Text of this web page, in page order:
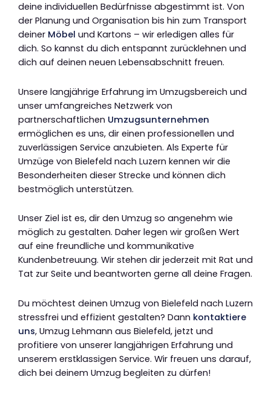
deine individuellen Bedürfnisse abgestimmt ist. Von
der Planung und Organisation bis hin zum Transport
deiner Möbel und Kartons – wir erledigen alles für
dich. So kannst du dich entspannt zurücklehnen und
dich auf deinen neuen Lebensabschnitt freuen.
Unsere langjährige Erfahrung im Umzugsbereich und
unser umfangreiches Netzwerk von
partnerschaftlichen Umzugsunternehmen
ermöglichen es uns, dir einen professionellen und
zuverlässigen Service anzubieten. Als Experte für
Umzüge von Bielefeld nach Luzern kennen wir die
Besonderheiten dieser Strecke und können dich
bestmöglich unterstützen.
Unser Ziel ist es, dir den Umzug so angenehm wie
möglich zu gestalten. Daher legen wir großen Wert
auf eine freundliche und kommunikative
Kundenbetreuung. Wir stehen dir jederzeit mit Rat und
Tat zur Seite und beantworten gerne all deine Fragen.
Du möchtest deinen Umzug von Bielefeld nach Luzern
stressfrei und effizient gestalten? Dann kontaktiere
uns, Umzug Lehmann aus Bielefeld, jetzt und
profitiere von unserer langjährigen Erfahrung und
unserem erstklassigen Service. Wir freuen uns darauf,
dich bei deinem Umzug begleiten zu dürfen!